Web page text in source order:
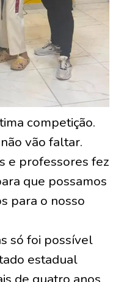
competição.
vão faltar.
e professores fez
que possamos
para o nosso
só foi possível
estadual